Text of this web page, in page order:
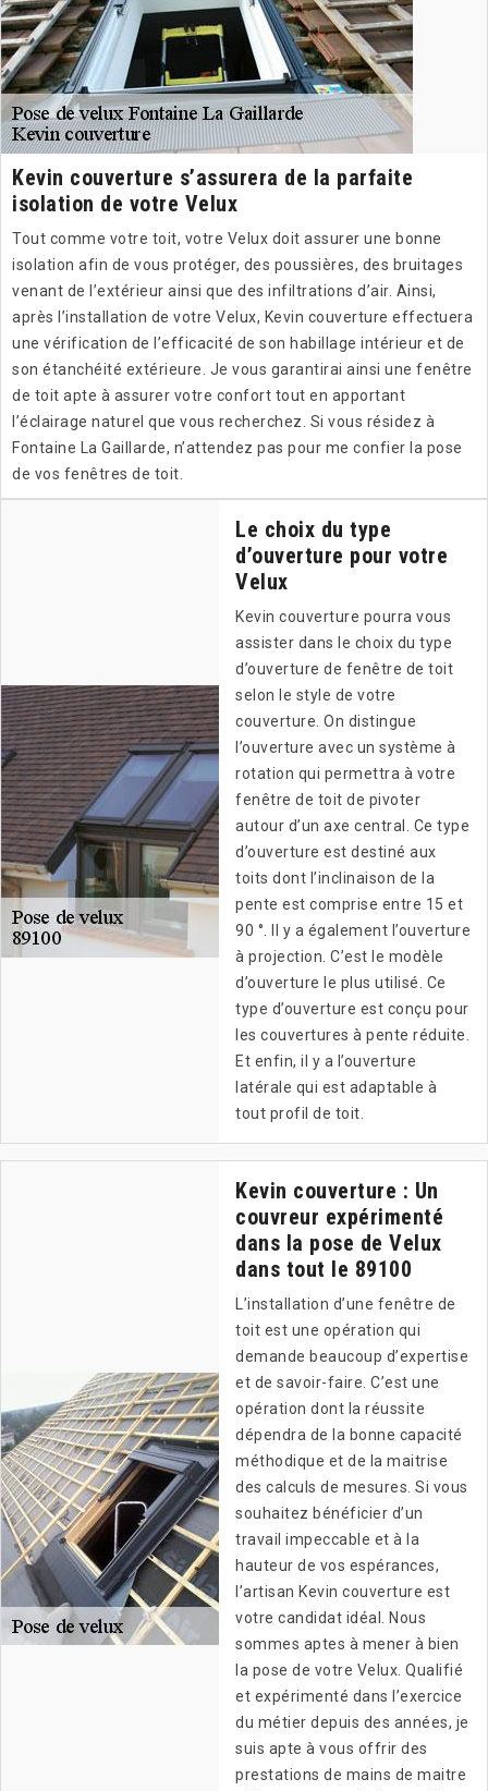
Kevin couverture s’assurera de la parfaite
isolation de votre Velux
Tout comme votre toit, votre Velux doit assurer une bonne
isolation afin de vous protéger, des poussières, des bruitages
venant de l’extérieur ainsi que des infiltrations d’air. Ainsi,
après l’installation de votre Velux, Kevin couverture effectuera
une vérification de l’efficacité de son habillage intérieur et de
son étanchéité extérieure. Je vous garantirai ainsi une fenêtre
de toit apte à assurer votre confort tout en apportant
l’éclairage naturel que vous recherchez. Si vous résidez à
Fontaine La Gaillarde, n’attendez pas pour me confier la pose
de vos fenêtres de toit.
Le choix du type
d’ouverture pour votre
Velux
Kevin couverture pourra vous
assister dans le choix du type
d’ouverture de fenêtre de toit
selon le style de votre
couverture. On distingue
l’ouverture avec un système à
rotation qui permettra à votre
fenêtre de toit de pivoter
autour d’un axe central. Ce type
d’ouverture est destiné aux
toits dont l’inclinaison de la
pente est comprise entre 15 et
90 °. Il y a également l’ouverture
à projection. C’est le modèle
d’ouverture le plus utilisé. Ce
type d’ouverture est conçu pour
les couvertures à pente réduite.
Et enfin, il y a l’ouverture
latérale qui est adaptable à
tout profil de toit.
Kevin couverture : Un
couvreur expérimenté
dans la pose de Velux
dans tout le 89100
L’installation d’une fenêtre de
toit est une opération qui
demande beaucoup d’expertise
et de savoir-faire. C’est une
opération dont la réussite
dépendra de la bonne capacité
méthodique et de la maitrise
des calculs de mesures. Si vous
souhaitez bénéficier d’un
travail impeccable et à la
hauteur de vos espérances,
l’artisan Kevin couverture est
votre candidat idéal. Nous
sommes aptes à mener à bien
la pose de votre Velux. Qualifié
et expérimenté dans l’exercice
du métier depuis des années, je
suis apte à vous offrir des
prestations de mains de maitre